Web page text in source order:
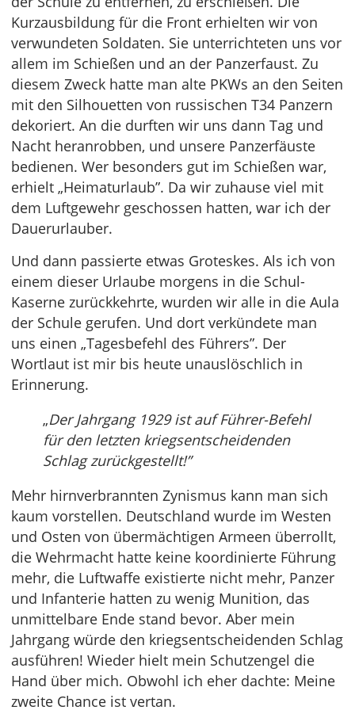
Kurzausbildung für die Front erhielten wir von
verwundeten Soldaten. Sie unterrichteten uns vor
allem im Schießen und an der Panzerfaust. Zu
diesem Zweck hatte man alte PKWs an den Seiten
mit den Silhouetten von russischen T34 Panzern
dekoriert. An die durften wir uns dann Tag und
Nacht heranrobben, und unsere Panzerfäuste
bedienen. Wer besonders gut im Schießen war,
erhielt „Heimaturlaub”. Da wir zuhause viel mit
dem Luftgewehr geschossen hatten, war ich der
Dauerurlauber.
Und dann passierte etwas Groteskes. Als ich von
einem dieser Urlaube morgens in die Schul-
Kaserne zurückkehrte, wurden wir alle in die Aula
der Schule gerufen. Und dort verkündete man
uns einen „Tagesbefehl des Führers”. Der
Wortlaut ist mir bis heute unauslöschlich in
Erinnerung.
„Der Jahrgang 1929 ist auf Führer-Befehl
für den letzten kriegsentscheidenden
Schlag zurückgestellt!”
Mehr hirnverbrannten Zynismus kann man sich
kaum vorstellen. Deutschland wurde im Westen
und Osten von übermächtigen Armeen überrollt,
die Wehrmacht hatte keine koordinierte Führung
mehr, die Luftwaffe existierte nicht mehr, Panzer
und Infanterie hatten zu wenig Munition, das
unmittelbare Ende stand bevor. Aber mein
Jahrgang würde den kriegsentscheidenden Schlag
ausführen! Wieder hielt mein Schutzengel die
Hand über mich. Obwohl ich eher dachte: Meine
zweite Chance ist vertan.